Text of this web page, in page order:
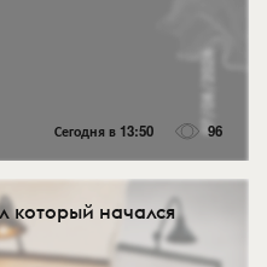
Сегодня в 13:50 96
который начался